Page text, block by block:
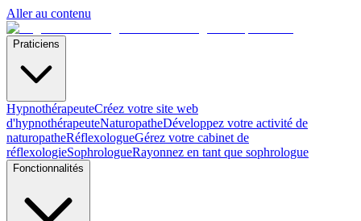
Aller au contenu
Praticiens
HypnothérapeuteCréez votre site web
d'hypnothérapeuteNaturopatheDéveloppez votre activité de
naturopatheRéflexologueGérez votre cabinet de
réflexologieSophrologueRayonnez en tant que sophrologue
Fonctionnalités